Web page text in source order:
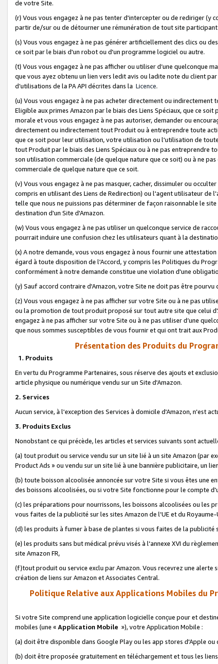
de votre Site.
(r) Vous vous engagez à ne pas tenter d'intercepter ou de rediriger
partir de/sur ou de détourner une rémunération de tout site
(s) Vous vous engagez à ne pas générer artificiellement des clics ou
ce soit par le biais d'un robot ou d'un programme logiciel ou autre.
(t) Vous vous engagez à ne pas afficher ou utiliser d’une quelconque
que vous ayez obtenu un lien vers ledit avis ou ladite note du client
d’utilisations de la PA API décrites dans la Licence.
(u) Vous vous engagez à ne pas acheter directement ou
Eligible aux primes Amazon par le biais des Liens Spéciaux, que ce
morale et vous vous engagez à ne pas autoriser, demander ou
directement ou indirectement tout Produit ou à entreprendre toute
que ce soit pour leur utilisation, votre utilisation ou l'utilisation de
tout Produit par le biais des Liens Spéciaux ou à ne pas entreprendre
son utilisation commerciale (de quelque nature que ce soit) ou à ne
commerciale de quelque nature que ce soit.
(v) Vous vous engagez à ne pas masquer, cacher, dissimuler ou
compris en utilisant des Liens de Redirection) ou l'agent utilisateur
telle que nous ne puissions pas déterminer de façon raisonnable le
destination d'un Site d'Amazon.
(w) Vous vous engagez à ne pas utiliser un quelconque service de
pourrait induire une confusion chez les utilisateurs quant à la
(x) A notre demande, vous vous engagez à nous fournir une
égard à toute disposition de l'Accord, y compris les Politiques du
conformément à notre demande constitue une violation d'une
(y) Sauf accord contraire d'Amazon, votre Site ne doit pas être
(z) Vous vous engagez à ne pas afficher sur votre Site ou à ne pas
ou la promotion de tout produit proposé sur tout autre site que celui
engagez à ne pas afficher sur votre Site ou à ne pas utiliser d’une
que nous sommes susceptibles de vous fournir et qui ont trait aux
Présentation des Produits du
1. Produits
En vertu du Programme Partenaires, sous réserve des ajouts et
article physique ou numérique vendu sur un Site d'Amazon.
2. Services
Aucun service, à l'exception des Services à domicile d'Amazon, n'est
3. Produits Exclus
Nonobstant ce qui précède, les articles et services suivants sont
(a) tout produit ou service vendu sur un site lié à un site Amazon (par
Product Ads » ou vendu sur un site lié à une bannière publicitaire, un
(b) toute boisson alcoolisée annoncée sur votre Site si vous êtes une
des boissons alcoolisées, ou si votre Site fonctionne pour le compte
(c) les préparations pour nourrissons, les boissons alcoolisées ou les
vous faites de la publicité sur les sites Amazon de l'UE et du Royaume-
(d) les produits à fumer à base de plantes si vous faites de la publicité
(e) les produits sans but médical prévu visés à l'annexe XVI du
site Amazon FR,
(f)tout produit ou service exclu par Amazon. Vous recevrez une alerte
création de liens sur Amazon et Associates Central.
Politique Relative aux Applications Mobiles du
Si votre Site comprend une application logicielle conçue pour et
mobiles (une « Application Mobile »), votre Application Mobile :
(a) doit être disponible dans Google Play ou les app stores d'Apple ou
(b) doit être proposée gratuitement en téléchargement et tous les